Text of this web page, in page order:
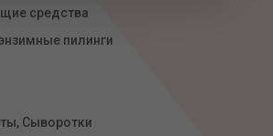
средства
пилинги
Сыворотки